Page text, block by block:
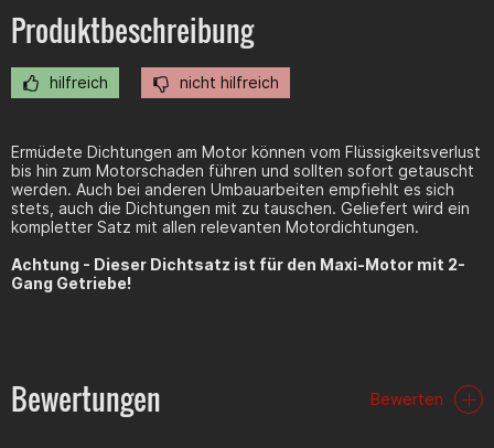
Produktbeschreibung
hilfreich nicht hilfreich
Ermüdete Dichtungen am Motor können vom Flüssigkeitsverlust
bis hin zum Motorschaden führen und sollten sofort getauscht
werden. Auch bei anderen Umbauarbeiten empfiehlt es sich
stets, auch die Dichtungen mit zu tauschen. Geliefert wird ein
kompletter Satz mit allen relevanten Motordichtungen.
Achtung - Dieser Dichtsatz ist für den Maxi-Motor mit 2-
Gang Getriebe!
Bewertungen Bewerten